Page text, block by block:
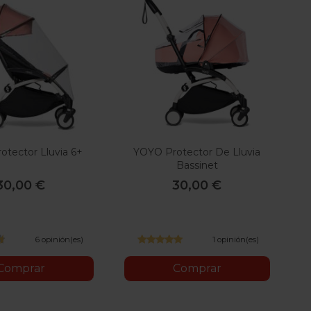
Lluvia 6+
€
6 opinión(es)
YOYO Protector De Lluvia
Bassinet
30,00 €
1 opinión(es)
Comprar